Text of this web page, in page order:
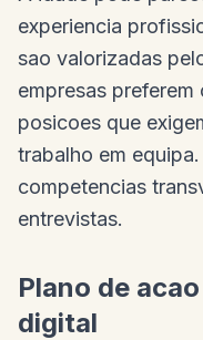
experiencia
sao valorizadas
empresas
posicoes que
trabalho em
competencias
entrevistas.
Plano de
digital